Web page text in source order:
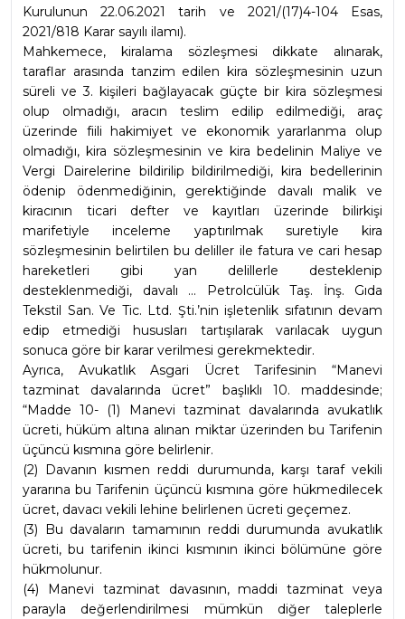
Kurulunun 22.06.2021 tarih ve 2021/(17)4-104 Esas,
2021/818 Karar sayılı ilamı).
Mahkemece, kiralama sözleşmesi dikkate alınarak,
taraflar arasında tanzim edilen kira sözleşmesinin uzun
süreli ve 3. kişileri bağlayacak güçte bir kira sözleşmesi
olup olmadığı, aracın teslim edilip edilmediği, araç
üzerinde fiili hakimiyet ve ekonomik yararlanma olup
olmadığı, kira sözleşmesinin ve kira bedelinin Maliye ve
Vergi Dairelerine bildirilip bildirilmediği, kira bedellerinin
ödenip ödenmediğinin, gerektiğinde davalı malik ve
kiracının ticari defter ve kayıtları üzerinde bilirkişi
marifetiyle inceleme yaptırılmak suretiyle kira
sözleşmesinin belirtilen bu deliller ile fatura ve cari hesap
hareketleri gibi yan delillerle desteklenip
desteklenmediği, davalı ... Petrolcülük Taş. İnş. Gıda
Tekstil San. Ve Tic. Ltd. Şti.’nin işletenlik sıfatının devam
edip etmediği hususları tartışılarak varılacak uygun
sonuca göre bir karar verilmesi gerekmektedir.
Ayrıca, Avukatlık Asgari Ücret Tarifesinin “Manevi
tazminat davalarında ücret” başlıklı 10. maddesinde;
“Madde 10- (1) Manevi tazminat davalarında avukatlık
ücreti, hüküm altına alınan miktar üzerinden bu Tarifenin
üçüncü kısmına göre belirlenir.
(2) Davanın kısmen reddi durumunda, karşı taraf vekili
yararına bu Tarifenin üçüncü kısmına göre hükmedilecek
ücret, davacı vekili lehine belirlenen ücreti geçemez.
(3) Bu davaların tamamının reddi durumunda avukatlık
ücreti, bu tarifenin ikinci kısmının ikinci bölümüne göre
hükmolunur.
(4) Manevi tazminat davasının, maddi tazminat veya
parayla değerlendirilmesi mümkün diğer taleplerle